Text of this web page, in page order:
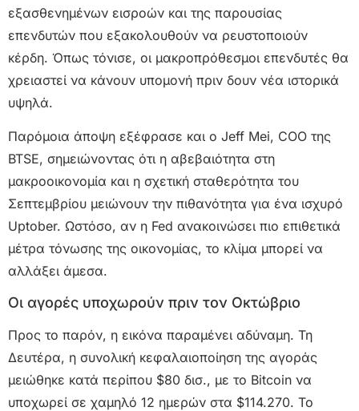
εξασθενημένων εισροών και της παρουσίας
επενδυτών που εξακολουθούν να ρευστοποιούν
κέρδη. Όπως τόνισε, οι μακροπρόθεσμοι επενδυτές θα
χρειαστεί να κάνουν υπομονή πριν δουν νέα ιστορικά
υψηλά.
Παρόμοια άποψη εξέφρασε και ο Jeff Mei, COO της
BTSE, σημειώνοντας ότι η αβεβαιότητα στη
μακροοικονομία και η σχετική σταθερότητα του
Σεπτεμβρίου μειώνουν την πιθανότητα για ένα ισχυρό
Uptober. Ωστόσο, αν η Fed ανακοινώσει πιο επιθετικά
μέτρα τόνωσης της οικονομίας, το κλίμα μπορεί να
αλλάξει άμεσα.
Οι αγορές υποχωρούν πριν τον Οκτώβριο
Προς το παρόν, η εικόνα παραμένει αδύναμη. Τη
Δευτέρα, η συνολική κεφαλαιοποίηση της αγοράς
μειώθηκε κατά περίπου $80 δισ., με το Bitcoin να
υποχωρεί σε χαμηλό 12 ημερών στα $114.270. Το